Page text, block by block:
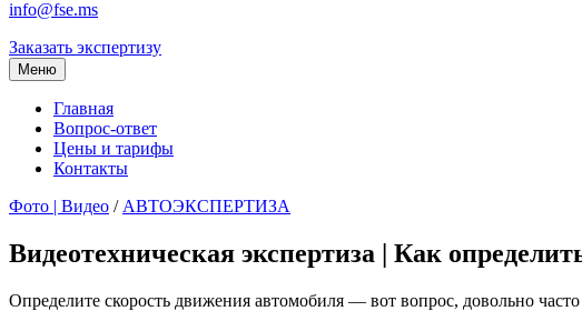
info@fse.ms
Заказать экспертизу
Меню
Главная
Вопрос-ответ
Цены и тарифы
Контакты
Фото | Видео / АВТОЭКСПЕРТИЗА
Видеотехническая экспертиза | Как
Определите скорость движения автомобиля ― вот вопрос, довольно